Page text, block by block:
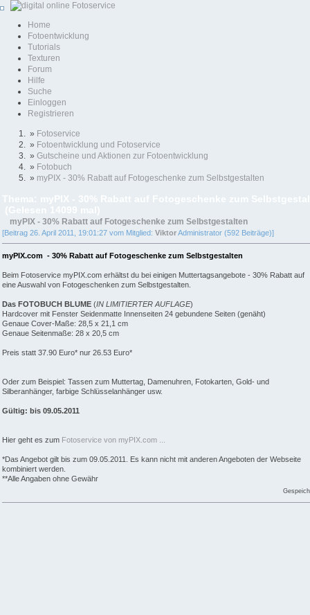
Home
Fotoentwicklung
Tutorials
Texturen
Forum
Hilfe
Suche
Einloggen
Registrieren
» Fotoservice
» Fotoentwicklung und Fotoservice
» Gutscheine und Aktionen zur Fotoentwicklung
» Fotobuch
» myPIX - 30% Rabatt auf Fotogeschenke zum Selbstgestalten
myPIX - 30% Rabatt auf Fotogeschenke zum Selbstgestalten
[Beitrag 26. April 2011, 19:01:27 vom Mitglied: ViktorAdministrator (592 Beiträge)]
myPIX.com - 30% Rabatt auf Fotogeschenke zum Selbstgestalten
Beim Fotoservice myPIX.com erhältst du bei einigen Muttertagsangebote - 30% Rabatt auf
eine Auswahl von Fotogeschenken zum Selbstgestalten.
Das FOTOBUCH BLUME (IN LIMITIERTER AUFLAGE)
Hardcover mit Fenster Seidenmatte Innenseiten 24 gebundene Seiten (genäht)
Genaue Cover-Maße: 28,5 x 21,1 cm
Genaue Seitenmaße: 28 x 20,5 cm
Preis statt 37.90 Euro* nur 26.53 Euro*
Oder zum Beispiel: Tassen zum Muttertag, Damenuhren, Fotokarten, Gold- und
Silberanhänger, farbige Schlüsselanhänger usw.
Gültig: bis 09.05.2011
Hier geht es zum Fotoservice von myPIX.com ...
*Das Angebot gilt bis zum 09.05.2011. Es kann nicht mit anderen Angeboten der Webseite
kombiniert werden.
**Alle Angaben ohne Gewähr